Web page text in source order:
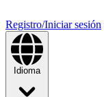
Registro/Iniciar sesión
Idioma